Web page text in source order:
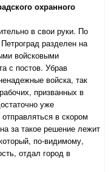
охранного
в свои руки. По
разделен на
войсковыми
с постов. Убрав
войска, так
призванных в
уже
в скором
за такое решение лежит
по-видимому,
отдал город в